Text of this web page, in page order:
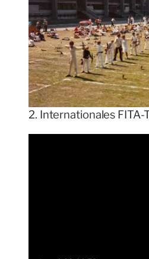
2. Internationales FITA-